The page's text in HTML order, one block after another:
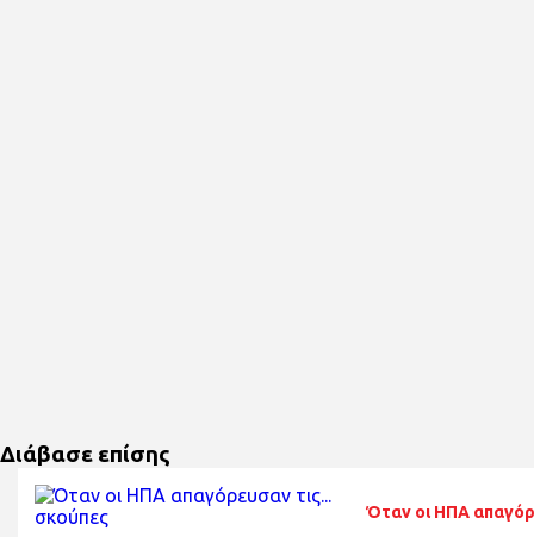
Διάβασε επίσης
Όταν οι ΗΠΑ